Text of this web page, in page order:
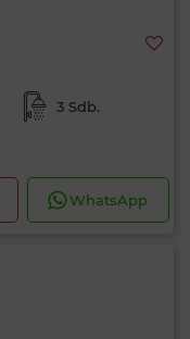
3 Sdb.
WhatsApp